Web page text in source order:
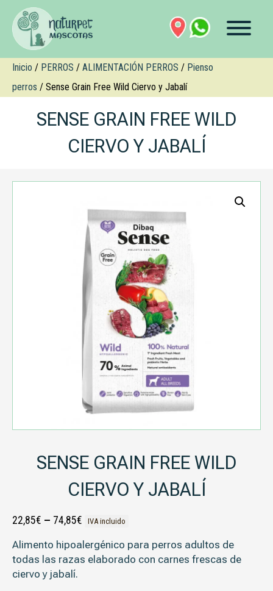
Inicio / PERROS / ALIMENTACIÓN PERROS / Pienso
perros / Sense Grain Free Wild Ciervo y Jabalí
SENSE GRAIN FREE WILD
CIERVO Y JABALÍ
SENSE GRAIN FREE WILD
CIERVO Y JABALÍ
22,85€ – 74,85€ IVA incluido
Alimento hipoalergénico para perros adultos de
todas las razas elaborado con carnes frescas de
ciervo y jabalí.